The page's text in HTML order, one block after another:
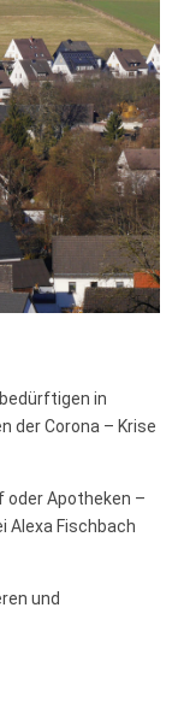
in
der Corona – Krise
oder Apotheken –
Alexa Fischbach
und